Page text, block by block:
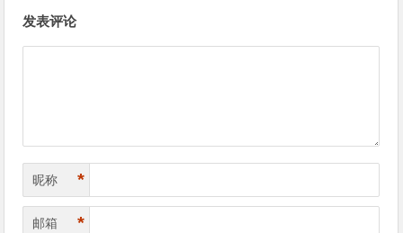
发表评论
昵称 *
邮箱 *